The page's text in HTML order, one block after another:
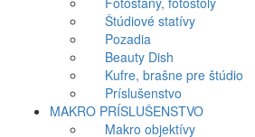
Štúdiové statívy
Pozadia
Beauty Dish
Kufre, brašne pre štúdio
Príslušenstvo
MAKRO PRÍSLUŠENSTVO
Makro objektívy